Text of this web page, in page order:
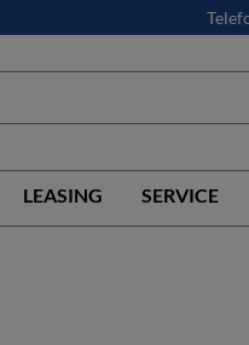
LEASING SERVICE